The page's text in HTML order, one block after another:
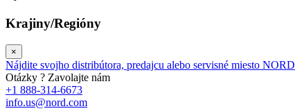
Krajiny/Regióny
×
Nájdite svojho distribútora, predajcu alebo servisné miesto NORD
Otázky ? Zavolajte nám
+1 888-314-6673
info.us@nord.com